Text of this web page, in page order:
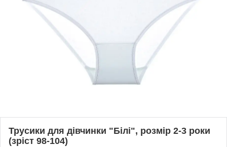
Трусики для дівчинки "Білі", розмір 2-3 роки
(зріст 98-104)